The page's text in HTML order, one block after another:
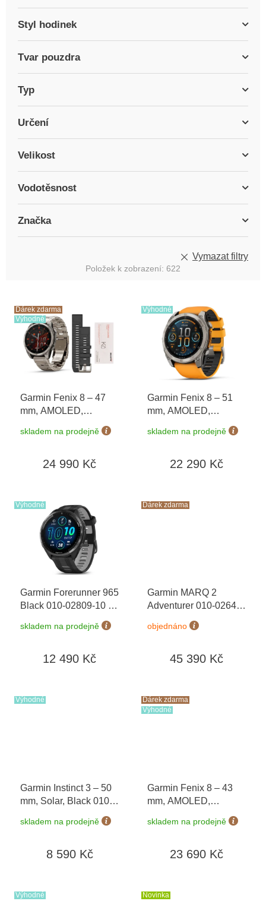
Styl hodinek
Tvar pouzdra
Typ
Určení
Velikost
Vodotěsnost
Značka
Vymazat filtry
Položek k zobrazení: 622
Dárek zdarma
Výhodné
Garmin Fenix 8 – 47
mm, AMOLED,
010-02904-40 +
dárkový poukaz v
Voucher
skladem na prodejně
24 990 Kč
Výhodné
Garmin Fenix 8 – 51
mm, AMOLED,
Sapphire, Titanium s
Orange/Graphite 010-
skladem na prodejně
22 290 Kč
Výhodné
Garmin Forerunner 965
Black 010-02809-10 +
možnost výměny do 90
dní
skladem na prodejně
12 490 Kč
Dárek zdarma
Garmin MARQ 2
Adventurer 010-02648-
31 Premium + náhradní
řemínek+ dárkový
objednáno
45 390 Kč
Výhodné
Garmin Instinct 3 – 50
mm, Solar, Black 010-
skladem na prodejně
8 590 Kč
Dárek zdarma
Výhodné
Garmin Fenix 8 – 43
mm, AMOLED,
Sapphire, Soft Gold /
Limestone 010-02903-
+ Topo Czech PRO
hodnotě 1790 Kč
skladem na prodejně
23 690 Kč
Výhodné Novinka